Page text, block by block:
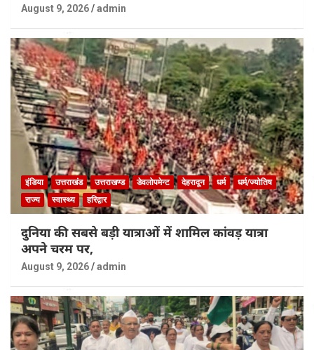
August 9, 2026 admin
इंडिया उत्तराखंड उत्तराखण्ड डेवलोपमेन्ट देहरादून धर्म
धर्म/ज्योतिष
राज्य
स्वास्थ्य हरिद्वार
दुनिया की सबसे बड़ी यात्राओं में शामिल कांवड़ यात्रा
अपने चरम पर,
August 9, 2026 admin